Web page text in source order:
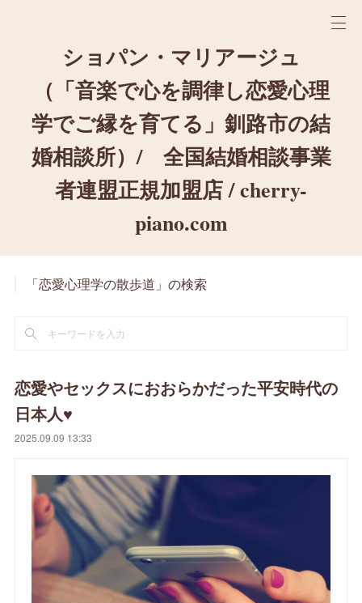
ショパン・マリアージュ
（「音楽で心を調律し恋愛心理
学でご縁を育てる」釧路市の結
婚相談所）/ 全国結婚相談事業
者連盟正規加盟店 / cherry-
piano.com
「恋愛心理学の散歩道」の検索
恋愛やセックスにおおらかだった平安時代の
日本人♥
2025.09.09 13:33